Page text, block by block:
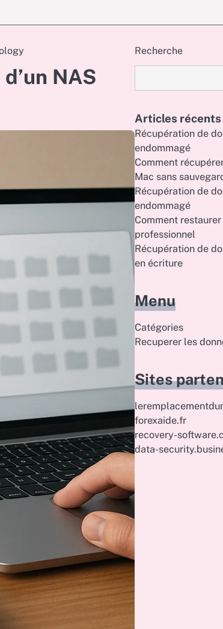
NAS
Recherche
Articles récents
Récupération de
endommagé
Comment
Mac sans
Récupération de
endommagé
Comment
professionnel
Récupération de
en écriture
Menu
Catégories
Recuperer les
Sites
forexaide.fr
recovery-
data-